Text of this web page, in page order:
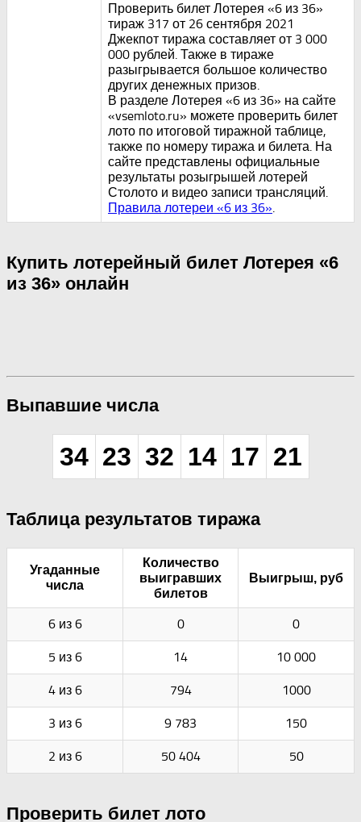
Проверить билет Лотерея «6 из 36»
тираж 317 от 26 сентября 2021
Джекпот тиража составляет от 3 000
000 рублей. Также в тираже
разыгрывается большое количество
других денежных призов.
В разделе Лотерея «6 из 36» на сайте
«vsemloto.ru» можете проверить билет
лото по итоговой тиражной таблице,
также по номеру тиража и билета. На
сайте представлены официальные
результаты розыгрышей лотерей
Столото и видео записи трансляций.
Правила лотереи «6 из 36».
Купить лотерейный билет Лотерея «6
из 36» онлайн
Выпавшие числа
34 23 32 14 17 21
Таблица результатов тиража
Угаданные
числа
Количество
выигравших
билетов
Выигрыш, руб
6 из 6 0 0
5 из 6 14 10 000
4 из 6 794 1000
3 из 6 9 783 150
2 из 6 50 404 50
Проверить билет лото